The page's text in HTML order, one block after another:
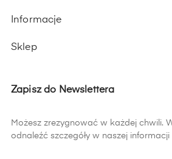
Informacje
Sklep
Zapisz do Newslettera
Możesz zrezygnować w każdej chwili.
odnaleźć szczegóły w naszej informacji